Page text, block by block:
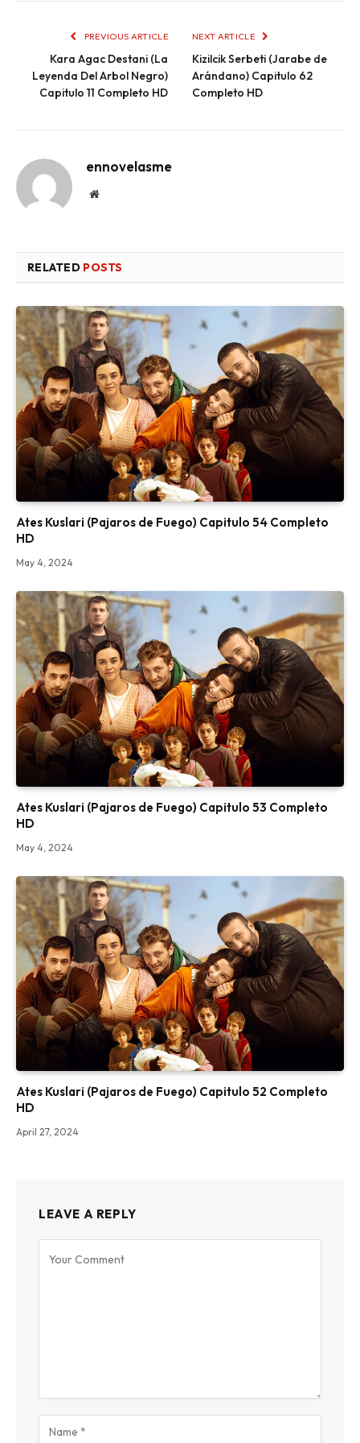
PREVIOUS ARTICLE
Kara Agac Destani (La
Leyenda Del Arbol Negro)
Capitulo 11 Completo HD
NEXT ARTICLE
Kizilcik Serbeti (Jarabe de
Arándano) Capitulo 62
Completo HD
ennovelasme
Website
RELATED POSTS
Ates Kuslari (Pajaros de Fuego) Capitulo 54 Completo
HD
May 4, 2024
Ates Kuslari (Pajaros de Fuego) Capitulo 53 Completo
HD
May 4, 2024
Ates Kuslari (Pajaros de Fuego) Capitulo 52 Completo
HD
April 27, 2024
LEAVE A REPLY